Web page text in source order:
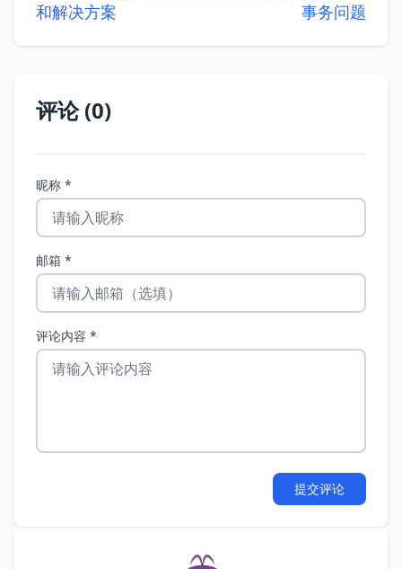
和解决方案
事务问题
评论 (0)
昵称 *
邮箱 *
评论内容 *
提交评论